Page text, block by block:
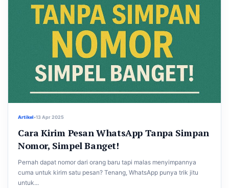
Artikel•13 Apr 2025
Cara Kirim Pesan WhatsApp Tanpa Simpan
Nomor, Simpel Banget!
Pernah dapat nomor dari orang baru tapi malas menyimpannya
cuma untuk kirim satu pesan? Tenang, WhatsApp punya trik jitu
untuk...